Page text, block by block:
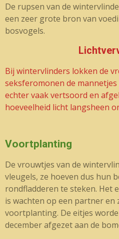
De rupsen van de
een zeer grote bron van
bosvogels.
Bij wintervlinders lokken de
seksferomonen de
echter vaak vertsoord en
hoeveelheid licht langsheen
Voortplanting
De vrouwtjes van de
vleugels, ze hoeven dus hun
rondfladderen te steken. Het
is wachten op een partner en
voortplanting. De eitjes
december afgezet aan de